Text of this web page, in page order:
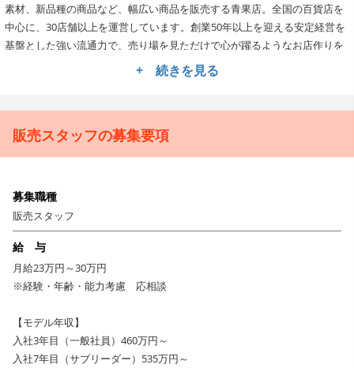
素材、新品種の商品など、幅広い商品を販売する青果店。全国の百貨店を
中心に、30店舗以上を運営しています。創業50年以上を迎える安定経営を
基盤とした強い流通力で、売り場を見ただけで心が躍るようなお店作りを
展開。一方で、昔ながらの「八百屋さん」のような雰囲気や心意気も大切
にしています。今回は、業績好調に伴う業務拡大のため、新しい販売スタ
▼ お客様のニーズに合わせた接客で、お店のファンを作る力
が身に付く販売スタッフ
せします。日々安定した品質の商品を提供するため、基本となるマニュア
ル・オペレーションに沿って少しずつ仕事を覚えていただきます。しっか
りとした研修制度もあり、現在のスキルに自信がない方でも、様々な業務
を通じて現場でのスピーディーな立ち回りやマルチタスク能力が身に付き
ます！青果の知識も学べるので、素材を見て「どんな料理で食べようか
な？」と悩んでいるお客様に食べ方のご提案をするなど、ひとりひとりに
ある」「お買い物が楽しい」と、リピーターになってくださる方が増えて
くることもやりがいにつながりますよ！新しい環境でチャレンジしたいと
いう気持ちさえあれば、20～30代の若手の方からマネジメント経験のある
+ 続きを見る
販売スタッフの募集要項
募集職種
販売スタッフ
給 与
月給23万円～30万円
※経験・年齢・能力考慮 応相談
【モデル年収】
入社3年目（一般社員）460万円～
入社7年目（サブリーダー）535万円～